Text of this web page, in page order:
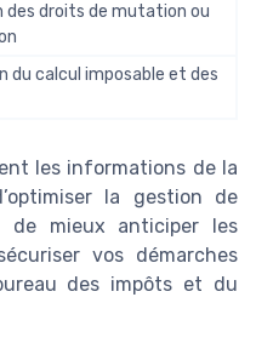
droits de mutation ou
du calcul imposable et des
les informations de la
la gestion de
de mieux anticiper les
vos démarches
des impôts et du